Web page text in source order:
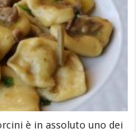
è in assoluto uno dei